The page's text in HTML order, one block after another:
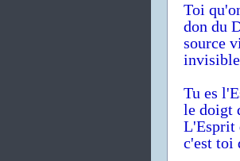
Toi
don du
source
Tu es
le doigt
L'Esprit
c'est toi